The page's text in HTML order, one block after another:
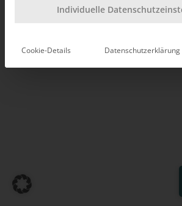
Individuelle
Cookie-Details Datenschutzerklärung